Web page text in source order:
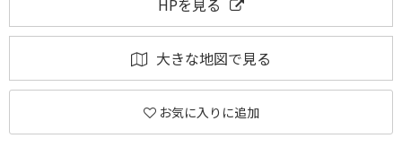
HPを見る
大きな地図で見る
お気に入りに追加